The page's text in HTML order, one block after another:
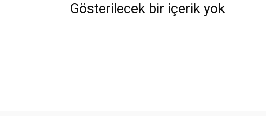
Gösterilecek bir içerik yok